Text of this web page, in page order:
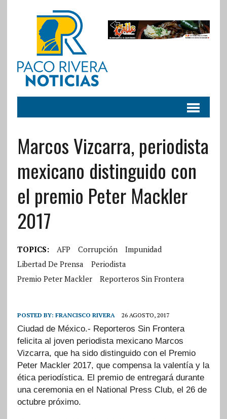
Marcos Vizcarra, periodista
mexicano distinguido con
el premio Peter Mackler
2017
TOPICS: AFP Corrupción
Impunidad
Libertad De Prensa
Periodista
Premio Peter Mackler
Reporteros Sin Frontera
POSTED BY: FRANCISCO RIVERA 26 AGOSTO, 2017
Ciudad de México.- Reporteros Sin Frontera
felicita al joven periodista mexicano Marcos
Vizcarra, que ha sido distinguido con el Premio
Peter Mackler 2017, que compensa la valentía y la
ética periodística. El premio de entregará durante
una ceremonia en el National Press Club, el 26 de
octubre próximo.